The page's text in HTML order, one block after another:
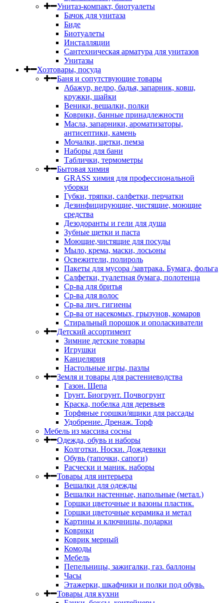
Унитаз-компакт, биотуалеты
Бачок для унитаза
Биде
Биотуалеты
Инсталляции
Сантехническая арматура для унитазов
Унитазы
Хозтовары, посуда
Баня и сопутствующие товары
Абажур, ведро, бадья, запарник, ковш,
кружки, шайки
Веники, вешалки, полки
Коврики, банные принадлежности
Масла, запарники, ароматизаторы,
антисептики, камень
Мочалки, щетки, пемза
Наборы для бани
Таблички, термометры
Бытовая химия
GRASS химия для профессиональной
уборки
Губки, тряпки, салфетки, перчатки
Дезинфицирующие, чистящие, моющие
средства
Дезодоранты и гели для душа
Зубные щетки и паста
Моющие,чистящие для посуды
Мыло, крема, маски, лосьоны
Освежители, полироль
Пакеты для мусора /завтрака. Бумага, фольга
Салфетки, туалетная бумага, полотенца
Ср-ва для бритья
Ср-ва для волос
Ср-ва лич. гигиены
Ср-ва от насекомых, грызунов, комаров
Стиральный порошок и ополаскиватели
Детский ассортимент
Зимние детские товары
Игрушки
Канцелярия
Настольные игры, пазлы
Земля и товары для растениеводства
Газон. Щепа
Грунт. Биогрунт. Почвогрунт
Краска, побелка для деревьев
Торфяные горшки/ящики для рассады
Удобрение. Дренаж. Торф
Мебель из массива сосны
Одежда, обувь и наборы
Колготки. Носки. Дождевики
Обувь (тапочки, сапоги)
Расчески и маник. наборы
Товары для интерьера
Вешалки для одежды
Вешалки настенные, напольные (метал.)
Горшки цветочные и вазоны пластик.
Горшки цветочные керамика и метал
Картины и ключницы, подарки
Коврики
Коврик мерный
Комоды
Мебель
Пепельницы, зажигалки, газ. баллоны
Часы
Этажерки, шкафчики и полки под обувь.
Товары для кухни